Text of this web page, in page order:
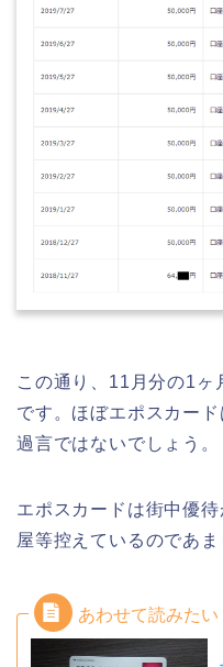
この通り、11月分の1ヶ
です。ほぼエポスカー
過言ではないでしょう。
エポスカードは街中優
屋等控えているのであ